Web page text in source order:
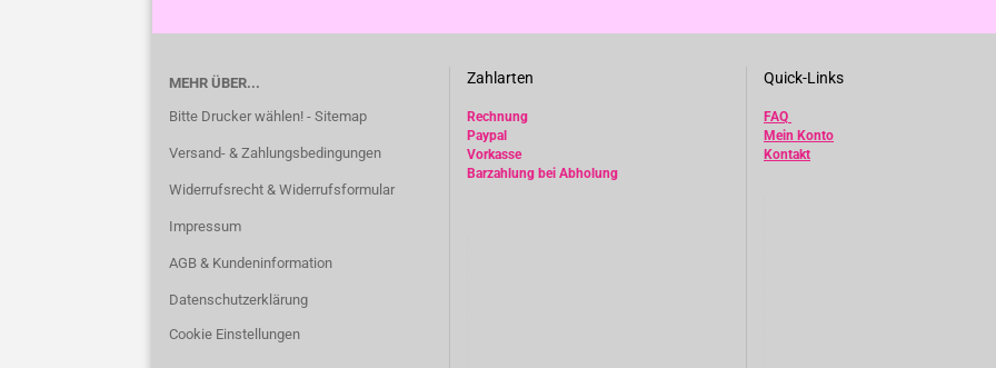
MEHR ÜBER...
Bitte Drucker wählen! - Sitemap
Versand- & Zahlungsbedingungen
Widerrufsrecht & Widerrufsformular
Impressum
AGB & Kundeninformation
Datenschutzerklärung
Cookie Einstellungen
Zahlarten
Rechnung
Paypal
Vorkasse
Barzahlung bei Abholung
Quick-Links
FAQ
Mein Konto
Kontakt